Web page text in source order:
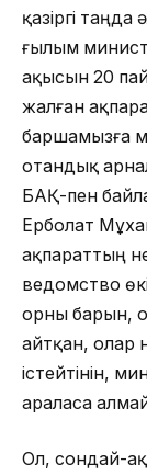
қазіргі
ғылым
ақысын 20
жалған
баршамызға
отандық
БАҚ-пен
Ерболат
ақпараттың
ведомство
орны барын,
айтқан, олар
істейтінін,
араласа
Ол, сондай-